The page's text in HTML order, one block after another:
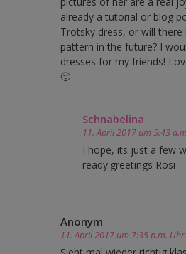
already a tutorial or blog
Trotsky dress, or will
pattern in the future? I
dresses for my friends!
🙂
Schnabelina
11. April 2017 um 5:43
I hope, its just a few
ready.greetings Rosi
Anonym
11. April 2017 um 7:35 p.m. Uhr